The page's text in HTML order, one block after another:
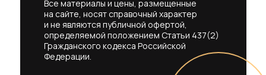
Все материалы и цены, размещенные
на сайте, носят справочный характер
и не являются публичной офертой,
определяемой положением Статьи 437(2)
Гражданского кодекса Российской
Федерации.